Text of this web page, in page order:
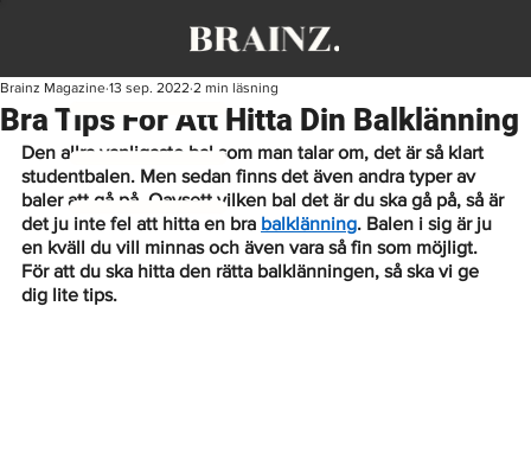
Bra Tips För Att Hitta Din Balklänning
Brainz Magazine 13 sep. 2022 2 min läsning
Den allra vanligaste bal som man talar om, det är så klart
studentbalen. Men sedan finns det även andra typer av
baler att gå på. Oavsett vilken bal det är du ska gå på, så är
det ju inte fel att hitta en bra balklänning. Balen i sig är ju
en kväll du vill minnas och även vara så fin som möjligt.
För att du ska hitta den rätta balklänningen, så ska vi ge
dig lite tips.